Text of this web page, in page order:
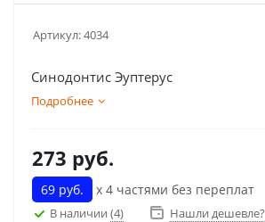
Артикул:4034
Синодонтис Эуптерус
Подробнее
273 руб.
69 руб. х 4 частями без переплат
В наличии (4) Нашли дешевле?